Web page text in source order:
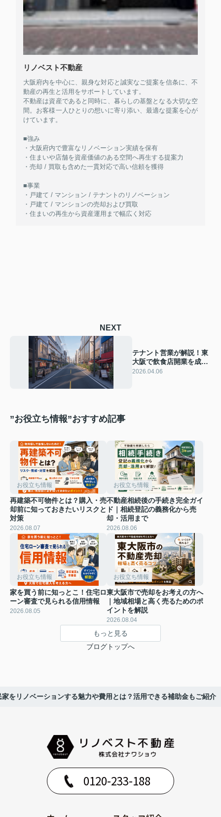
リノベスト不動産
大阪府内を中心に、親身な対応と誠実なご提案を信条に、不
動産の再生と活用をサポートしています。
不動産は資産であると同時に、暮らしの基盤となる大切な空
間。お客様一人ひとりの想いに寄り添い、最適な提案を心が
けています。
■強み
・大阪府内で豊富なリノベーション実績を保有
・住まいや店舗を資産価値のある空間へ再生する提案力
・売却 / 買取も含めた一貫対応で高い信頼を獲得
■事業
・戸建て / マンション / テナントのリノベーション
・戸建て / マンションの売却および買取
・住まいの再生から資産運用まで幅広く対応
NEXT
テナント営業が解説！東
大阪で飲食店開業を成功
に近づけるには？各業種
2026.04.06
”お役立ち情報”おすすめ記事
お役立ち情報
再建築不可物件とは？購入・売
却前に知っておきたいリスクと
対策
2026.08.07
お役立ち情報
不動産相続後の手続き完全ガイ
ド｜相続登記の義務化から売
却・活用まで
2026.08.06
お役立ち情報
家を買う前に知っとこ！住宅ロ
ーン審査で見られる信用情報
2026.08.05
お役立ち情報
東大阪市で売却をお考えの方へ
｜地域相場と高く売るためのポ
イントを解説
2026.08.04
もっと見る
ブログトップへ
家をリノベーションする魅力や費用とは？活用できる補助金もご紹介
0120-233-188